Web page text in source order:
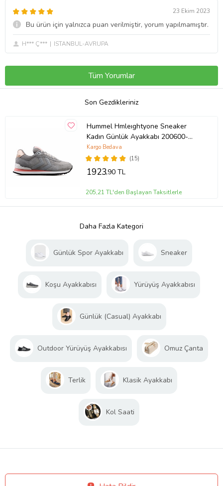
23 Ekim 2023
Bu ürün için yalnızca puan verilmiştir, yorum yapılmamıştır.
H*** Ç*** ISTANBUL-AVRUPA
Tüm Yorumlar
Son Gezdikleriniz
Hummel Hmleıghtyone Sneaker
Kadın Günlük Ayakkabı 200600-
2864 Gri
(15)
Kargo Bedava
1923,90 TL
205,21 TL'den Başlayan Taksitlerle
Daha Fazla Kategori
Günlük Spor Ayakkabı Sneaker
Koşu Ayakkabısı Yürüyüş Ayakkabısı
Günlük (Casual) Ayakkabı
Outdoor Yürüyüş Ayakkabısı Omuz Çanta
Terlik Klasik Ayakkabı
Kol Saati